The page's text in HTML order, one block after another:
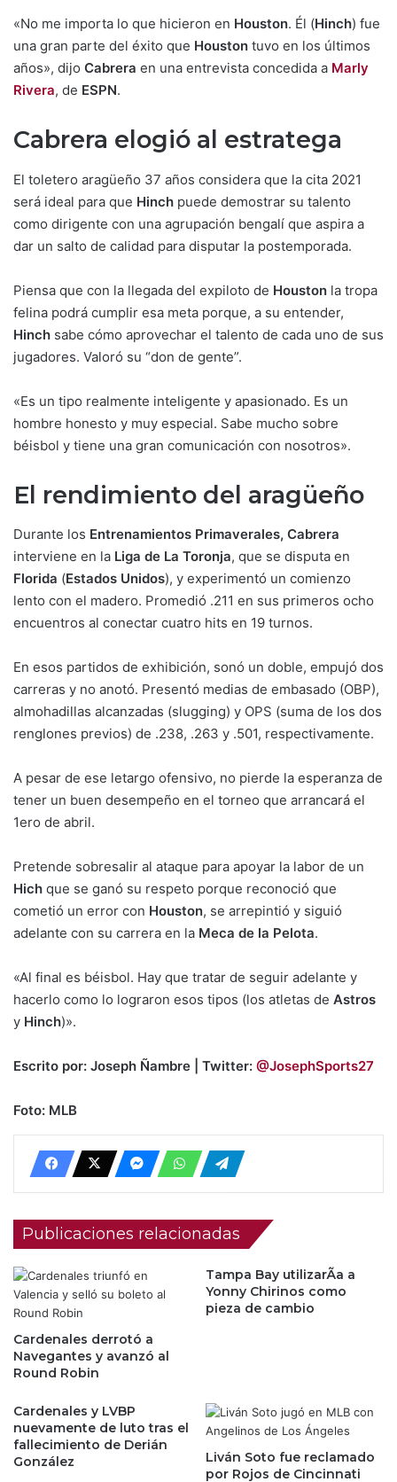
«No me importa lo que hicieron en Houston. Él (Hinch) fue
una gran parte del éxito que Houston tuvo en los últimos
años», dijo Cabrera en una entrevista concedida a Marly
Rivera, de ESPN.
Cabrera elogió al estratega
El toletero aragüeño 37 años considera que la cita 2021
será ideal para que Hinch puede demostrar su talento
como dirigente con una agrupación bengalí que aspira a
dar un salto de calidad para disputar la postemporada.
Piensa que con la llegada del expiloto de Houston la tropa
felina podrá cumplir esa meta porque, a su entender,
Hinch sabe cómo aprovechar el talento de cada uno de sus
jugadores. Valoró su “don de gente”.
«Es un tipo realmente inteligente y apasionado. Es un
hombre honesto y muy especial. Sabe mucho sobre
béisbol y tiene una gran comunicación con nosotros».
El rendimiento del aragüeño
Durante los Entrenamientos Primaverales, Cabrera
interviene en la Liga de La Toronja, que se disputa en
Florida (Estados Unidos), y experimentó un comienzo
lento con el madero. Promedió .211 en sus primeros ocho
encuentros al conectar cuatro hits en 19 turnos.
En esos partidos de exhibición, sonó un doble, empujó dos
carreras y no anotó. Presentó medias de embasado (OBP),
almohadillas alcanzadas (slugging) y OPS (suma de los dos
renglones previos) de .238, .263 y .501, respectivamente.
A pesar de ese letargo ofensivo, no pierde la esperanza de
tener un buen desempeño en el torneo que arrancará el
1ero de abril.
Pretende sobresalir al ataque para apoyar la labor de un
Hich que se ganó su respeto porque reconoció que
cometió un error con Houston, se arrepintió y siguió
adelante con su carrera en la Meca de la Pelota.
«Al final es béisbol. Hay que tratar de seguir adelante y
hacerlo como lo lograron esos tipos (los atletas de Astros
y Hinch)».
Escrito por: Joseph Ñambre | Twitter: @JosephSports27
Foto: MLB
Publicaciones relacionadas
Cardenales derrotó a
Navegantes y avanzó al
Round Robin
Tampa Bay utilizarÃ­a a
Yonny Chirinos como
pieza de cambio
Cardenales y LVBP
nuevamente de luto tras el
fallecimiento de Derián
González
Liván Soto fue reclamado
por Rojos de Cincinnati